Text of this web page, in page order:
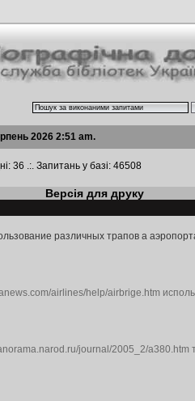
2026 2:51 am.
36 .:. Запитань у базі: 46508
Версія для друку
различных трапов а
airlines/help/airbrige.htm
journal/2005_2/